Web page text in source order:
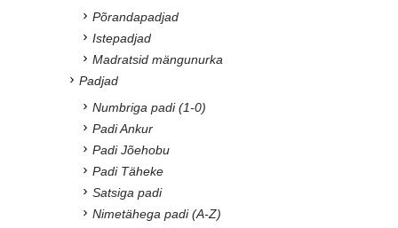
Põrandapadjad
Istepadjad
Madratsid mängunurka
Padjad
Numbriga padi (1-0)
Padi Ankur
Padi Jõehobu
Padi Täheke
Satsiga padi
Nimetähega padi (A-Z)